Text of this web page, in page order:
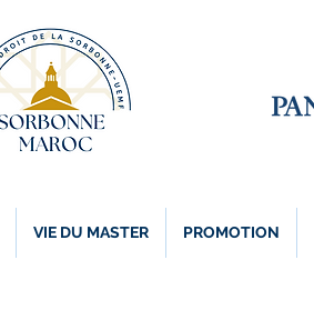
VIE DU MASTER PROMOTION